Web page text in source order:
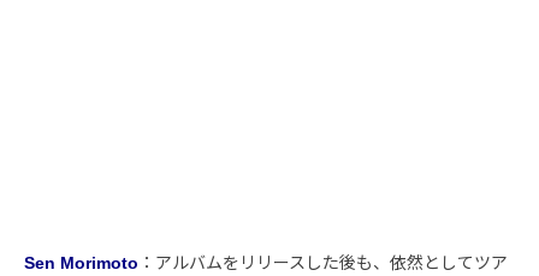
Sen Morimoto ：アルバムをリリースした後も、依然としてツア